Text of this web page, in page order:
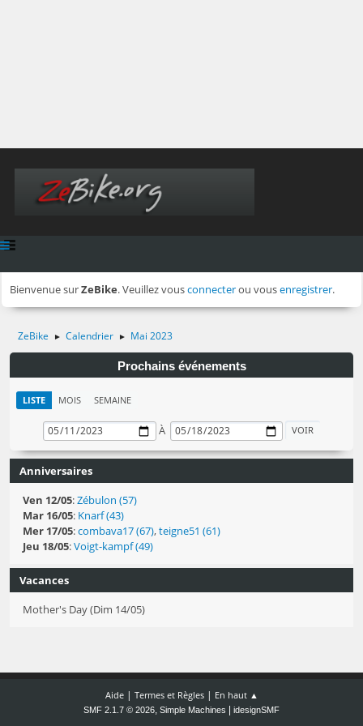
Bienvenue surZeBike. Veuillez vousconnecterou vousenregistrer.
ZeBike ► Calendrier ► Mai 2023
Prochains événements
LISTE MOIS SEMAINE
À
Anniversaires
Ven 12/05:Zébulon (57)
Mar 16/05: Knarf (43)
Mer 17/05:combava17 (67),teigne51 (61)
Jeu 18/05:Voigt-kampf (49)
Vacances
Mother's Day (Dim 14/05)
Aide| Termes et Règles| En haut ▲
SMF 2.1.7 © 2026, Simple Machines idesignSMF